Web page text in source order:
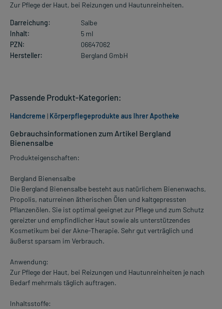
Zur Pflege der Haut, bei Reizungen und Hautunreinheiten.
Darreichung:
Salbe
Inhalt:
5 ml
PZN:
06647062
Hersteller:
Bergland GmbH
Gebrauchsinformationen zum Artikel Bergland
Bienensalbe
Produkteigenschaften:
Bergland Bienensalbe
Die Bergland Bienensalbe besteht aus natürlichem Bienenwachs,
Propolis, naturreinen ätherischen Ölen und kaltgepressten
Pflanzenölen. Sie ist optimal geeignet zur Pflege und zum Schutz
gereizter und empfindlicher Haut sowie als unterstützendes
Kosmetikum bei der Akne-Therapie. Sehr gut verträglich und
äußerst sparsam im Verbrauch.
Anwendung:
Zur Pflege der Haut, bei Reizungen und Hautunreinheiten je nach
Bedarf mehrmals täglich auftragen.
Inhaltsstoffe:
Passende Produkt-Kategorien:
Handcreme | Körperpflegeprodukte aus Ihrer Apotheke